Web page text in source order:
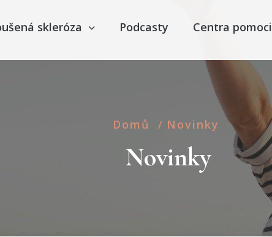
skleróza Podcasty Centra pomoci
Domů / Novinky
Novinky